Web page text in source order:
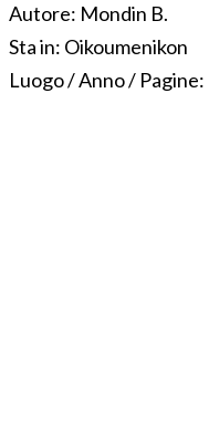
Autore: Mondin B.
Sta in: Oikoumenikon
Luogo / Anno / Pagine: